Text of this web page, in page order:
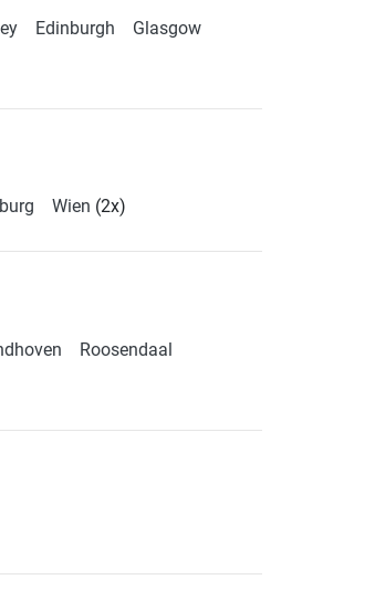
Edinburgh
Glasgow
Wien (2x)
Roosendaal